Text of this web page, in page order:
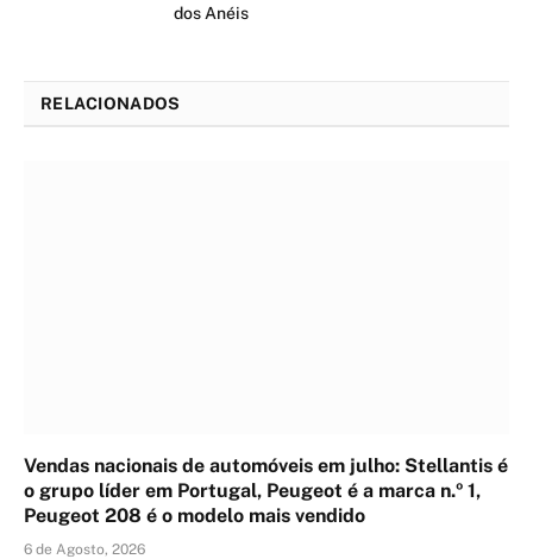
dos Anéis
RELACIONADOS
Vendas nacionais de automóveis em julho: Stellantis é
o grupo líder em Portugal, Peugeot é a marca n.º 1,
Peugeot 208 é o modelo mais vendido
6 de Agosto, 2026